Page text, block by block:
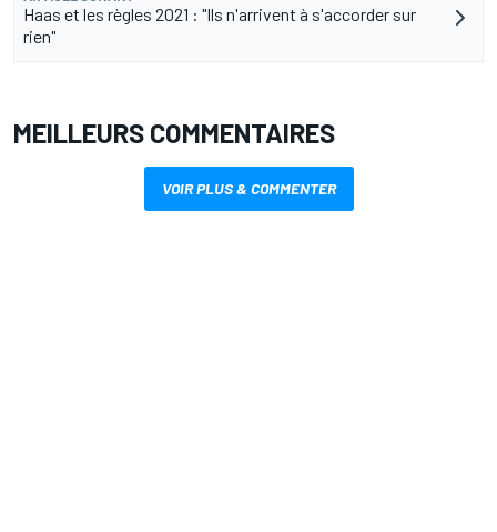
Haas et les règles 2021 : "Ils n'arrivent à s'accorder sur
rien"
MEILLEURS COMMENTAIRES
VOIR PLUS & COMMENTER